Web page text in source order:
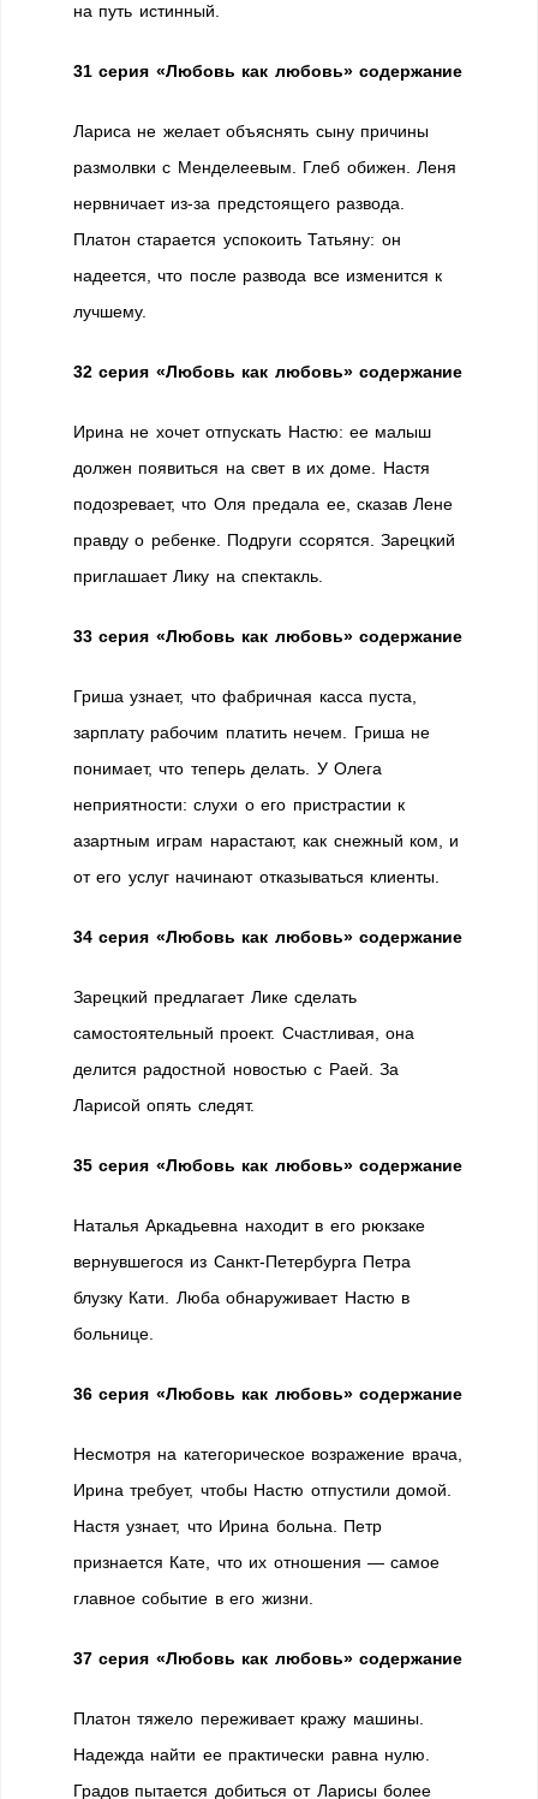
на путь истинный.
31 серия «Любовь как любовь» содержание
Лариса не желает объяснять сыну причины
размолвки с Менделеевым. Глеб обижен. Леня
нервничает из-за предстоящего развода.
Платон старается успокоить Татьяну: он
надеется, что после развода все изменится к
лучшему.
32 серия «Любовь как любовь» содержание
Ирина не хочет отпускать Настю: ее малыш
должен появиться на свет в их доме. Настя
подозревает, что Оля предала ее, сказав Лене
правду о ребенке. Подруги ссорятся. Зарецкий
приглашает Лику на спектакль.
33 серия «Любовь как любовь» содержание
Гриша узнает, что фабричная касса пуста,
зарплату рабочим платить нечем. Гриша не
понимает, что теперь делать. У Олега
неприятности: слухи о его пристрастии к
азартным играм нарастают, как снежный ком, и
от его услуг начинают отказываться клиенты.
34 серия «Любовь как любовь» содержание
Зарецкий предлагает Лике сделать
самостоятельный проект. Счастливая, она
делится радостной новостью с Раей. За
Ларисой опять следят.
35 серия «Любовь как любовь» содержание
Наталья Аркадьевна находит в его рюкзаке
вернувшегося из Санкт-Петербурга Петра
блузку Кати. Люба обнаруживает Настю в
больнице.
36 серия «Любовь как любовь» содержание
Несмотря на категорическое возражение врача,
Ирина требует, чтобы Настю отпустили домой.
Настя узнает, что Ирина больна. Петр
признается Кате, что их отношения — самое
главное событие в его жизни.
37 серия «Любовь как любовь» содержание
Платон тяжело переживает кражу машины.
Надежда найти ее практически равна нулю.
Градов пытается добиться от Ларисы более